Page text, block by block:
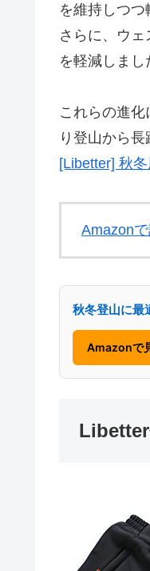
を維持しつつ
さらに、ウ
を軽減しまし
これらの進
り登山から
[Libetter] 秋
Amazon
秋冬登山に最
Amazonで